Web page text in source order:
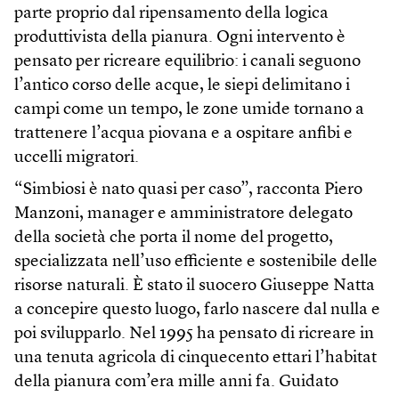
parte proprio dal ripensamento della logica
produttivista della pianura. Ogni intervento è
pensato per ricreare equilibrio: i canali seguono
l’antico corso delle acque, le siepi delimitano i
campi come un tempo, le zone umide tornano a
trattenere l’acqua piovana e a ospitare anfibi e
uccelli migratori.
“Simbiosi è nato quasi per caso”, racconta Piero
Manzoni, manager e amministratore delegato
della società che porta il nome del progetto,
specializzata nell’uso efficiente e sostenibile delle
risorse naturali. È stato il suocero Giuseppe Natta
a concepire questo luogo, farlo nascere dal nulla e
poi svilupparlo. Nel 1995 ha pensato di ricreare in
una tenuta agricola di cinquecento ettari l’habitat
della pianura com’era mille anni fa. Guidato